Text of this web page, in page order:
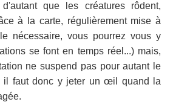
d'autant que les créatures rôdent,
à la carte, régulièrement mise à
nécessaire, vous pourrez vous y
se font en temps réel...) mais,
ne suspend pas pour autant le
il faut donc y jeter un œil quand la